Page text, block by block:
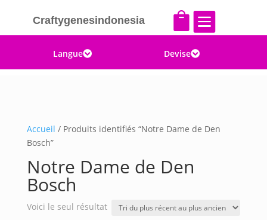
Craftygenesindonesia  
Langue Devise
Accueil / Produits identifiés “Notre Dame de Den
Bosch”
Notre Dame de Den
Bosch
Voici le seul résultat